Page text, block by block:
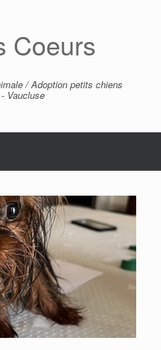
Coeurs
/ Adoption petits chiens
Vaucluse